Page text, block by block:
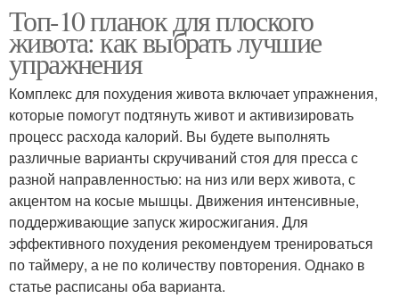
Топ-10 планок для плоского
живота: как выбрать лучшие
упражнения
Комплекс для похудения живота включает упражнения,
которые помогут подтянуть живот и активизировать
процесс расхода калорий. Вы будете выполнять
различные варианты скручиваний стоя для пресса с
разной направленностью: на низ или верх живота, с
акцентом на косые мышцы. Движения интенсивные,
поддерживающие запуск жиросжигания. Для
эффективного похудения рекомендуем тренироваться
по таймеру, а не по количеству повторения. Однако в
статье расписаны оба варианта.